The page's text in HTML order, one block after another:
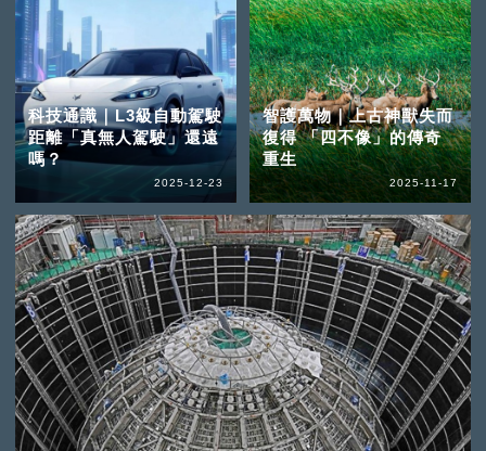
科技通識｜L3級自動駕駛
距離「真無人駕駛」還遠
嗎？
2025-12-23
智護萬物｜上古神獸失而
復得 「四不像」的傳奇
重生
2025-11-17